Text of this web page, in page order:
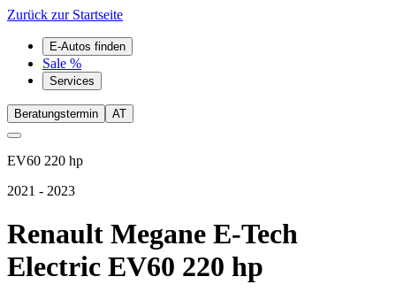
Zurück zur Startseite
E-Autos finden
Sale %
Services
Beratungstermin AT
EV60 220 hp
2021 - 2023
Renault Megane E-Tech
Electric EV60 220 hp